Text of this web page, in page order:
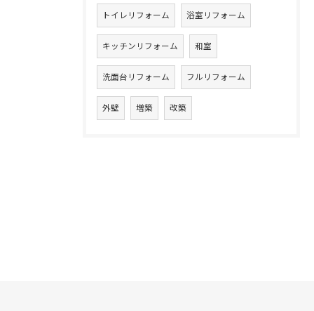
トイレリフォーム 浴室リフォーム
キッチンリフォーム 和室
洗面台リフォーム フルリフォーム
外壁 増築 改築